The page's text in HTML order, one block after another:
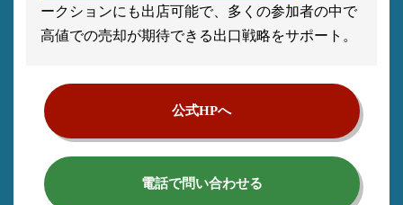
ークションにも出店可能で、多くの参加者の中で
高値での売却が期待できる出口戦略をサポート。
公式HPへ
電話で問い合わせる